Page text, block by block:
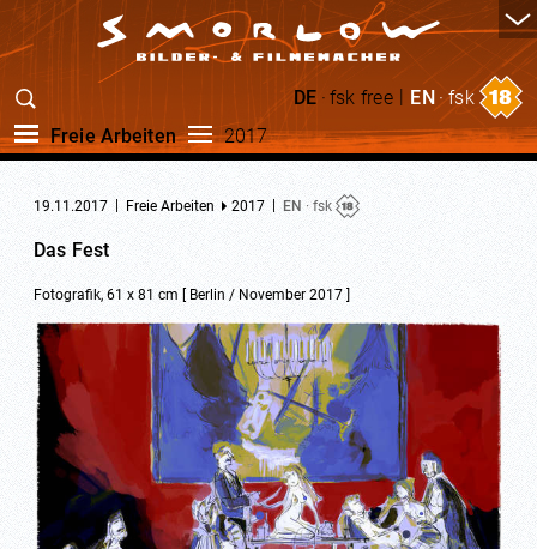
Freie Arbeiten 2017
DE · fsk free | EN ·fsk
19.11.2017 Freie Arbeiten 2017 EN · fsk
Das Fest
Fotografik, 61 x 81 cm [ Berlin / November 2017 ]